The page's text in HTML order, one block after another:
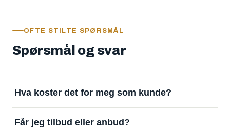
OFTE STILTE SPØRSMÅL
Spørsmål og svar
Hva koster det for meg som kunde?
å motta svar. Tjenesten finansieres av
Får jeg tilbud eller anbud?